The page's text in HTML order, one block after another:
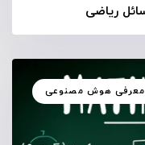
معرفی هوش مصنوعی